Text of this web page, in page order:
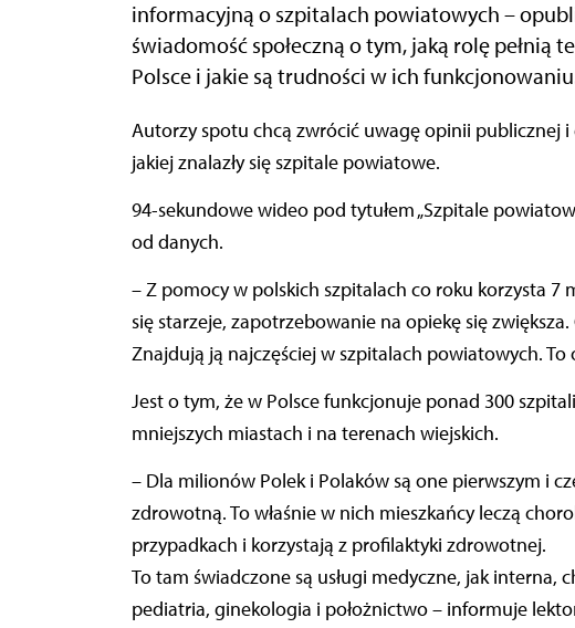
informacyjną o szpitalach powiatowych –
świadomość społeczną o tym, jaką rolę pełnią
Polsce i jakie są trudności w ich
Autorzy spotu chcą zwrócić uwagę opinii publicznej i decydentów na dramatyczną sytuację, w
jakiej znalazły się szpitale powiatowe.
94-sekundowe wideo pod tytułem „Szpitale
od danych.
– Z pomocy w polskich szpitalach co roku korzysta 7
się starzeje, zapotrzebowanie na opiekę się
Znajdują ją najczęściej w szpitalach powiatowych. To
Jest o tym, że w Polsce funkcjonuje ponad 300
mniejszych miastach i na terenach wiejskich.
– Dla milionów Polek i Polaków są one pierwszym i
zdrowotną. To właśnie w nich mieszkańcy leczą
przypadkach i korzystają z profilaktyki zdrowotnej.
To tam świadczone są usługi medyczne, jak
pediatria, ginekologia i położnictwo – informuje